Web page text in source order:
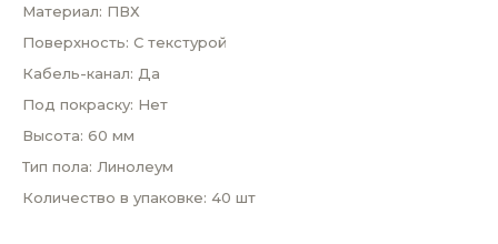
Материал: ПВХ
Поверхность: С текстурой
Кабель-канал: Да
Под покраску: Нет
Высота: 60 мм
Тип пола: Линолеум
Количество в упаковке: 40 шт